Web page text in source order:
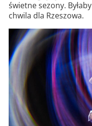
świetne sezony.
chwila dla Rzeszowa.